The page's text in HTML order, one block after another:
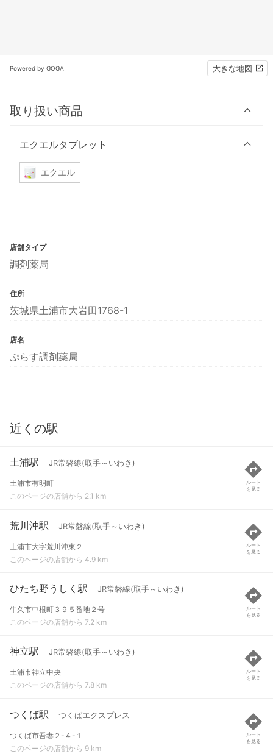
Powered by GOGA 大きな地図
取り扱い商品
エクエルタブレット
エクエル
店舗タイプ
調剤薬局
住所
茨城県土浦市大岩田1768-1
店名
ぷらす調剤薬局
近くの駅
土浦駅 JR常磐線(取手～いわき)
土浦市有明町
このページの店舗から 2.1 km
ルート
を見る
荒川沖駅 JR常磐線(取手～いわき)
土浦市大字荒川沖東２
このページの店舗から 4.9 km
ルート
を見る
ひたち野うしく駅 JR常磐線(取手～いわき)
牛久市中根町３９５番地２号
このページの店舗から 7.2 km
ルート
を見る
神立駅 JR常磐線(取手～いわき)
土浦市神立中央
このページの店舗から 7.8 km
ルート
を見る
つくば駅 つくばエクスプレス
つくば市吾妻２-４-１
このページの店舗から 9 km
ルート
を見る